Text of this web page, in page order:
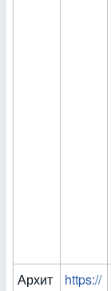
Архит
https://